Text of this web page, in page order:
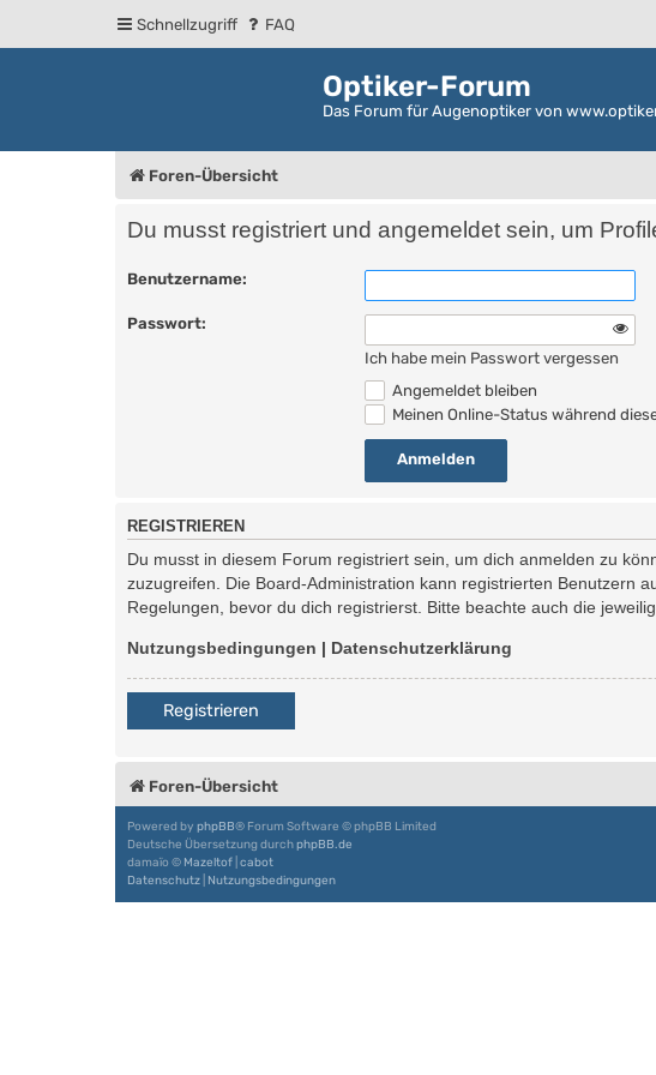
Schnellzugriff FAQ
Optiker-Forum
Das Forum für Augenoptiker von
Foren-Übersicht
Du musst registriert und angemeldet sein, um
Benutzername:
Passwort:
Ich habe mein Passwort vergessen
Angemeldet bleiben
Meinen Online-Status während
REGISTRIEREN
Du musst in diesem Forum registriert sein, um dich anmelden zu
zuzugreifen. Die Board-Administration kann registrierten Benutzern
Regelungen, bevor du dich registrierst. Bitte beachte auch die
Nutzungsbedingungen | Datenschutzerklärung
Registrieren
Foren-Übersicht
Powered by phpBB® Forum Software © phpBB Limited
Deutsche Übersetzung durchphpBB.de
damaïo © Mazeltof cabot
Datenschutz Nutzungsbedingungen